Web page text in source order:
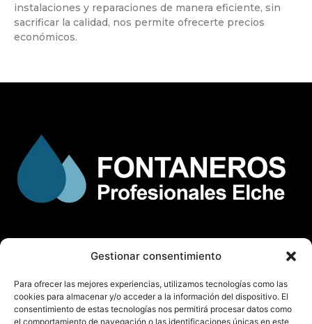
Gestionar consentimiento
Para ofrecer las mejores experiencias, utilizamos tecnologías como las
cookies para almacenar y/o acceder a la información del dispositivo. El
consentimiento de estas tecnologías nos permitirá procesar datos como
el comportamiento de navegación o las identificaciones únicas en este
instalaciones y reparaciones de manera eficiente, sin
sacrificar la calidad, nos permite ofrecerte precios
económicos.
Todos los derechos reservados.